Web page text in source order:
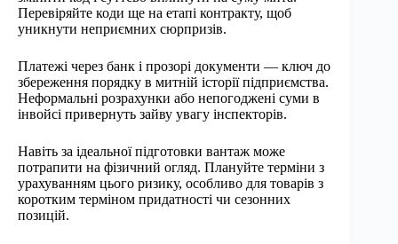
Перевіряйте коди ще на етапі контракту, щоб
уникнути неприємних сюрпризів.
Платежі через банк і прозорі документи — ключ до
збереження порядку в митній історії підприємства.
Неформальні розрахунки або непогоджені суми в
інвойсі привернуть зайву увагу інспекторів.
Навіть за ідеальної підготовки вантаж може
потрапити на фізичний огляд. Плануйте терміни з
урахуванням цього ризику, особливо для товарів з
коротким терміном придатності чи сезонних
позицій.